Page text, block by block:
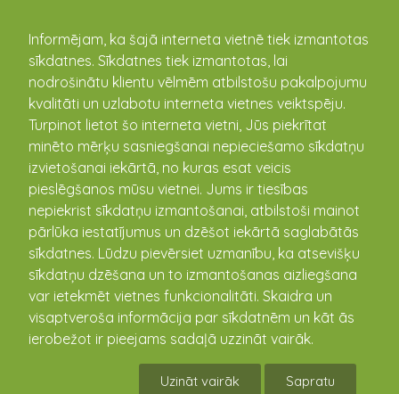
Informējam, ka šajā interneta vietnē tiek izmantotas
sīkdatnes. Sīkdatnes tiek izmantotas, lai
nodrošinātu klientu vēlmēm atbilstošu pakalpojumu
kvalitāti un uzlabotu interneta vietnes veiktspēju.
Turpinot lietot šo interneta vietni, Jūs piekrītat
minēto mērķu sasniegšanai nepieciešamo sīkdatņu
izvietošanai iekārtā, no kuras esat veicis
pieslēgšanos mūsu vietnei. Jums ir tiesības
nepiekrist sīkdatņu izmantošanai, atbilstoši mainot
pārlūka iestatījumus un dzēšot iekārtā saglabātās
sīkdatnes. Lūdzu pievērsiet uzmanību, ka atsevišķu
sīkdatņu dzēšana un to izmantošanas aizliegšana
var ietekmēt vietnes funkcionalitāti. Skaidra un
visaptveroša informācija par sīkdatnēm un kāt ās
ierobežot ir pieejams sadaļā uzzināt vairāk.
Uzināt vairāk Sapratu
kandava.lv
PASĀKUMU
KALENDĀRS
Filma " Homo Novus"
09.11.2018 19:00 - 21:00